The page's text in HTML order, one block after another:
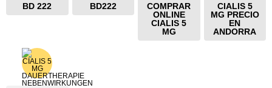
BD 222 BD222
COMPRAR
ONLINE
CIALIS 5
MG
CIALIS 5
MG PRECIO
EN
ANDORRA